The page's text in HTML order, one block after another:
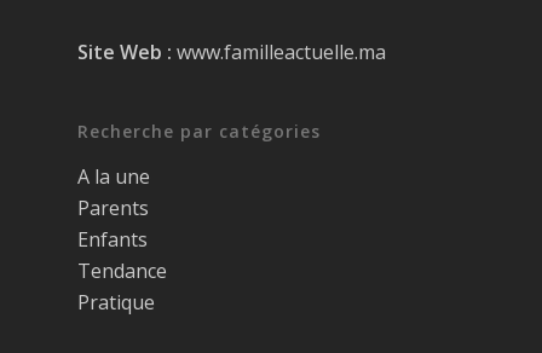
Site Web : www.familleactuelle.ma
Recherche par catégories
A la une
Parents
Enfants
Tendance
Pratique